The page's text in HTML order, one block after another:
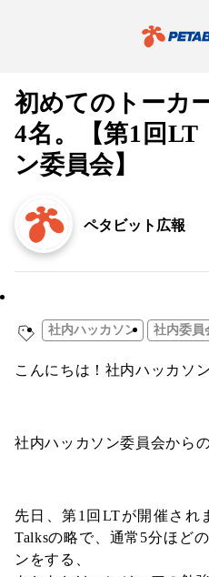
初めてのトーカ
4名。【第1回
ン委員会】
ペタビット広報
社内ハッカソン 社内委員
こんにちは！社内ハッカソ
社内ハッカソン委員会から
先日、第1回LTが開催され
Talksの略で、通常5分ほど
ンをする、